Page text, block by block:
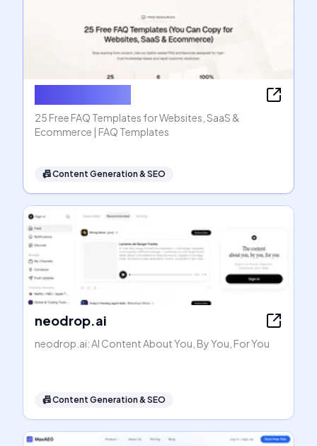
25 Free FAQ Templates for Websites, SaaS &
Ecommerce | FAQ Templates
📠Content Generation & SEO
neodrop.ai
neodrop.ai: AI Content About You, By You, For You
📠Content Generation & SEO